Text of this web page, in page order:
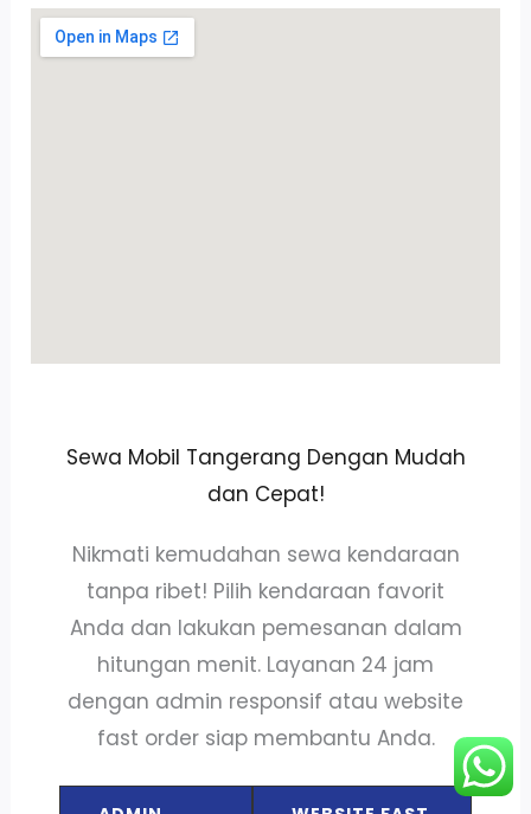
Sewa Mobil Tangerang Dengan Mudah
dan Cepat!
Nikmati kemudahan sewa kendaraan
tanpa ribet! Pilih kendaraan favorit
Anda dan lakukan pemesanan dalam
hitungan menit. Layanan 24 jam
dengan admin responsif atau website
fast order siap membantu Anda.